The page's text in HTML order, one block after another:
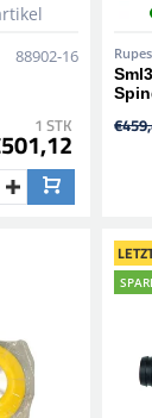
88902-16
1 STK
Rupes